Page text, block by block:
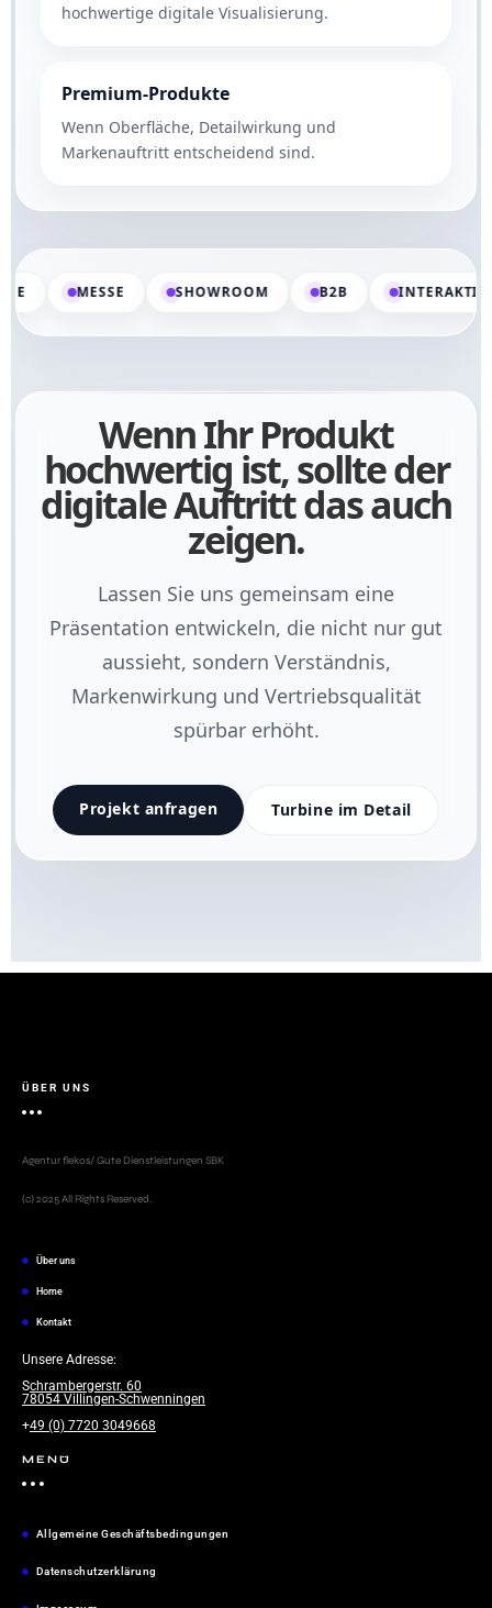
hochwertige digitale Visualisierung.
Premium-Produkte
Wenn Oberfläche, Detailwirkung und
Markenauftritt entscheidend sind.
MESSE SHOWROOM INTERAKTIV
Wenn Ihr Produkt
hochwertig ist, sollte der
digitale Auftritt das auch
zeigen.
Lassen Sie uns gemeinsam eine
Präsentation entwickeln, die nicht nur gut
aussieht, sondern Verständnis,
Markenwirkung und Vertriebsqualität
spürbar erhöht.
Projekt anfragen Turbine im Detail
ÜBER UNS
Agentur flekos/ Gute Dienstleistungen SBK
(c) 2025 All Rights Reserved.
Über uns
Home
Kontakt
Unsere Adresse:
Schrambergerstr. 60
78054 Villingen-Schwenningen
+49 (0) 7720 3049668
MENÜ
Allgemeine Geschäftsbedingungen
Datenschutzerklärung